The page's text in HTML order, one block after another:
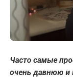
Часто самые
очень давнюю и